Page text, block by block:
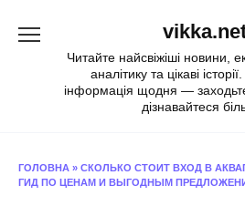
Читайте найсвіжіші новини,
аналітику та цікаві
інформація щодня —
дізнавайтеся
ГОЛОВНА » СКОЛЬКО СТОИТ ВХОД В
ГИД ПО ЦЕНАМ И ВЫГОДНЫМ